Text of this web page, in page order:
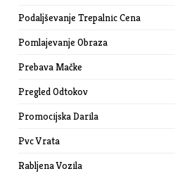
Podaljševanje Trepalnic Cena
Pomlajevanje Obraza
Prebava Mačke
Pregled Odtokov
Promocijska Darila
Pvc Vrata
Rabljena Vozila